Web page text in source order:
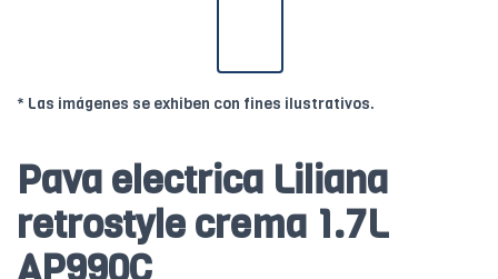
* Las imágenes se exhiben con fines ilustrativos.
Pava electrica Liliana
retrostyle crema 1.7L